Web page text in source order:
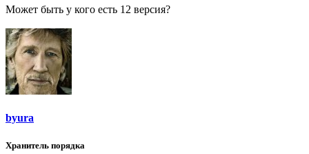
Может быть у кого есть 12 версия?
byura
Хранитель порядка